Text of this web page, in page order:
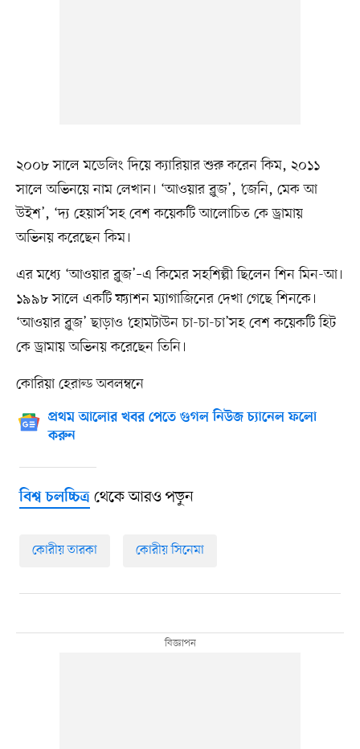
২০০৮ সালে মডেলিং দিয়ে ক্যারিয়ার শুরু করেন কিম, ২০১১
সালে অভিনয়ে নাম লেখান। ‘আওয়ার ব্লুজ’, ‘জেনি, মেক আ
উইশ’, ‘দ্য হেয়ার্স’সহ বেশ কয়েকটি আলোচিত কে ড্রামায়
অভিনয় করেছেন কিম।
এর মধ্যে ‘আওয়ার ব্লুজ’–এ কিমের সহশিল্পী ছিলেন শিন মিন-আ।
১৯৯৮ সালে একটি ফ্যাশন ম্যাগাজিনের দেখা গেছে শিনকে।
‘আওয়ার ব্লুজ’ ছাড়াও ‘হোমটাউন চা-চা-চা’সহ বেশ কয়েকটি হিট
কে ড্রামায় অভিনয় করেছেন তিনি।
কোরিয়া হেরাল্ড অবলম্বনে
প্রথম আলোর খবর পেতে গুগল নিউজ চ্যানেল ফলো
করুন
বিশ্ব চলচ্চিত্রথেকে আরও পড়ুন
কোরীয় তারকা কোরীয় সিনেমা